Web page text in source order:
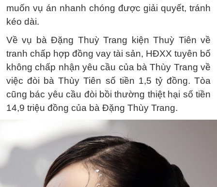
muốn vụ án nhanh chóng được giải quyết, tránh
kéo dài.
Về vụ bà Đặng Thuỳ Trang kiện Thuỳ Tiên về
tranh chấp hợp đồng vay tài sản, HĐXX tuyên bố
không chấp nhận yêu cầu của bà Thùy Trang về
việc đòi bà Thùy Tiên số tiền 1,5 tỷ đồng. Tòa
cũng bác yêu cầu đòi bồi thường thiệt hại số tiền
14,9 triệu đồng của bà Đặng Thùy Trang.